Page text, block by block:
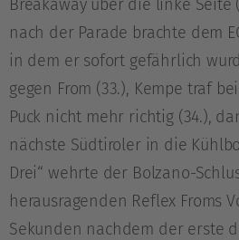
Breakaway über die linke Seite
nach der Parade brachte dem
in dem er sofort gefährlich
gegen From (33.), Kempe traf
Puck nicht mehr richtig (34.),
nächste Südtiroler in die
Drei“ wehrte der Bolzano-
herausragenden Reflex Froms
Sekunden nachdem der erste